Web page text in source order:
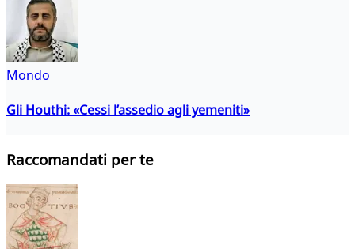
Mondo
Gli Houthi: «Cessi l’assedio agli yemeniti»
Raccomandati per te